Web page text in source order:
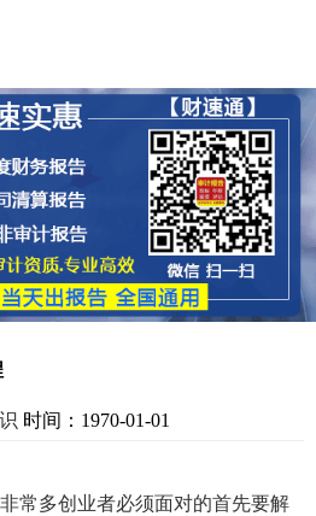
时间：1970-01-01
常多创业者必须面对的首先要解